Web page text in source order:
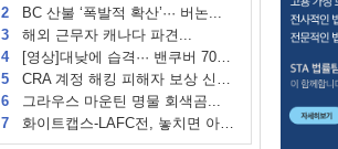
2BC 산불 ‘폭발적 확산’··· 버논...
3해외 근무자 캐나다 파견...
4[영상]대낮에 습격··· 밴쿠버 70대...
5CRA 계정 해킹 피해자 보상 신청 시작
6그라우스 마운틴 명물 회색곰...
7화이트캡스-LAFC전, 놓치면 아쉬운...